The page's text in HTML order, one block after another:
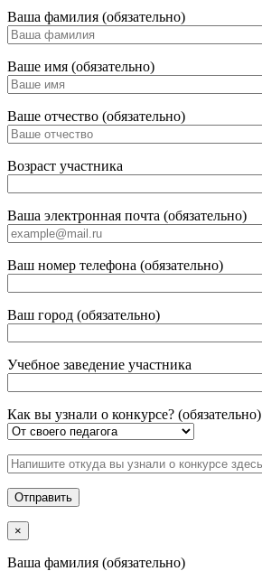
Ваша фамилия (обязательно)
Ваше имя (обязательно)
Ваше отчество (обязательно)
Возраст участника
Ваша электронная почта (обязательно)
Ваш номер телефона (обязательно)
Ваш город (обязательно)
Учебное заведение участника
Как вы узнали о конкурсе? (обязательно)
×
Ваша фамилия (обязательно)